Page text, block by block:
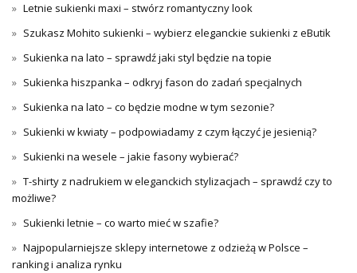
Letnie sukienki maxi – stwórz romantyczny look
Szukasz Mohito sukienki – wybierz eleganckie sukienki z eButik
Sukienka na lato – sprawdź jaki styl będzie na topie
Sukienka hiszpanka – odkryj fason do zadań specjalnych
Sukienka na lato – co będzie modne w tym sezonie?
Sukienki w kwiaty – podpowiadamy z czym łączyć je jesienią?
Sukienki na wesele – jakie fasony wybierać?
T-shirty z nadrukiem w eleganckich stylizacjach – sprawdź czy to
możliwe?
Sukienki letnie – co warto mieć w szafie?
Najpopularniejsze sklepy internetowe z odzieżą w Polsce –
ranking i analiza rynku